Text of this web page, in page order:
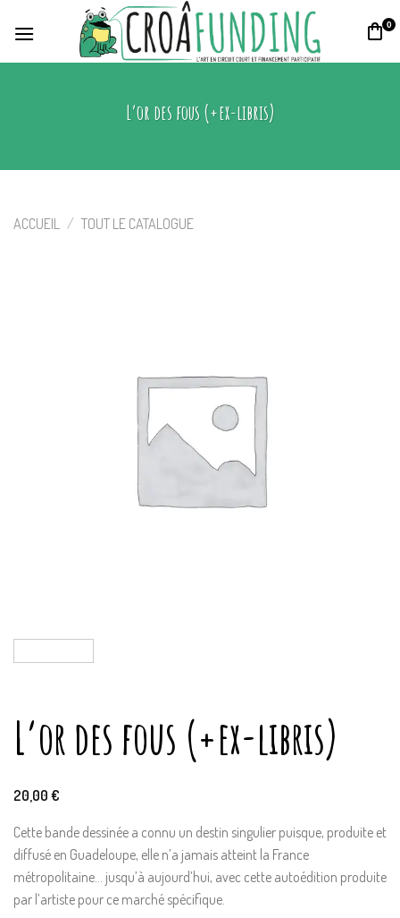
0
L’or des fous (+ex-libris)
ACCUEIL / TOUT LE CATALOGUE
L’or des fous (+ex-libris)
20,00 €
Cette bande dessinée a connu un destin singulier puisque, produite et
diffusé en Guadeloupe, elle n’a jamais atteint la France
métropolitaine… jusqu’à aujourd’hui, avec cette autoédition produite
par l’artiste pour ce marché spécifique.